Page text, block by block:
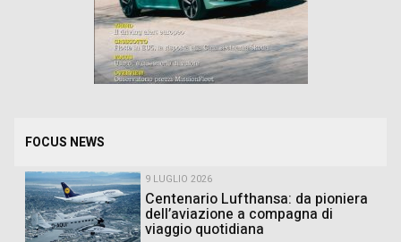
FOCUS NEWS
9 LUGLIO 2026
Centenario Lufthansa: da pioniera
dell’aviazione a compagna di
viaggio quotidiana